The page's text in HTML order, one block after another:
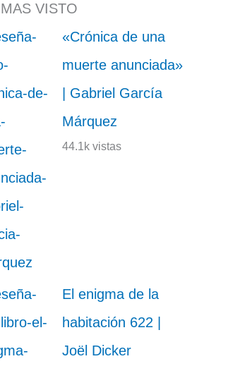
VISTO
«Crónica de una
muerte anunciada»
| Gabriel García
Márquez
44.1k vistas
El enigma de la
habitación 622 |
Joël Dicker